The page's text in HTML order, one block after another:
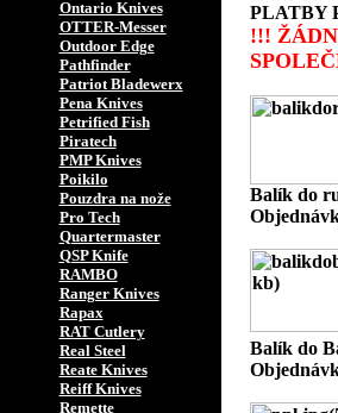
Ontario Knives
OTTER-Messer
Outdoor Edge
Pathfinder
Patriot Bladewerx
Pena Knives
Petrified Fish
Piratech
PMP Knives
Poikilo
Pouzdra na nože
Pro Tech
Quartermaster
QSP Knife
RAMBO
Ranger Knives
Rapax
RAT Cutlery
Real Steel
Reate Knives
Reiff Knives
Remette
PLATBY
!!!
Balík do
Balík do